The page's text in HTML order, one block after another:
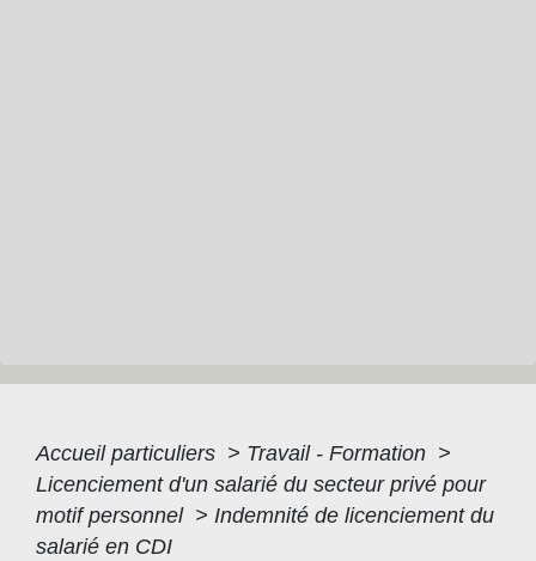
Accueil particuliers > Travail - Formation >
Licenciement d'un salarié du secteur privé pour
motif personnel > Indemnité de licenciement du
salarié en CDI